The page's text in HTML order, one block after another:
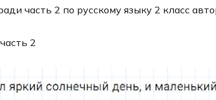
часть 2 по русскому языку 2 класс
2